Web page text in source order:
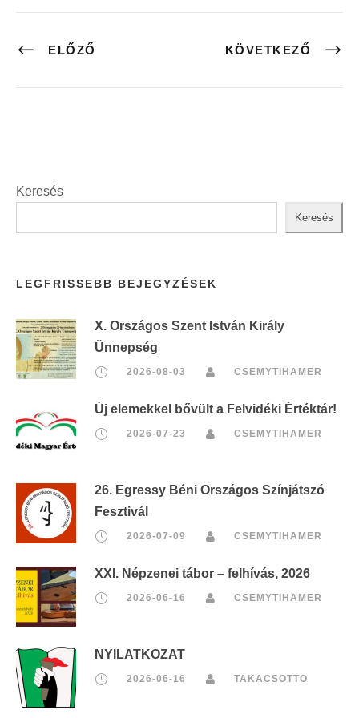
ELŐZŐ KÖVETKEZŐ
Keresés
Keresés
LEGFRISSEBB BEJEGYZÉSEK
X. Országos Szent István Király
Ünnepség
2026-08-03 CSEMYTIHAMER
Új elemekkel bővült a Felvidéki Értéktár!
2026-07-23 CSEMYTIHAMER
26. Egressy Béni Országos Színjátszó
Fesztivál
2026-07-09 CSEMYTIHAMER
XXI. Népzenei tábor – felhívás, 2026
2026-06-16 CSEMYTIHAMER
NYILATKOZAT
2026-06-16 TAKACSOTTO